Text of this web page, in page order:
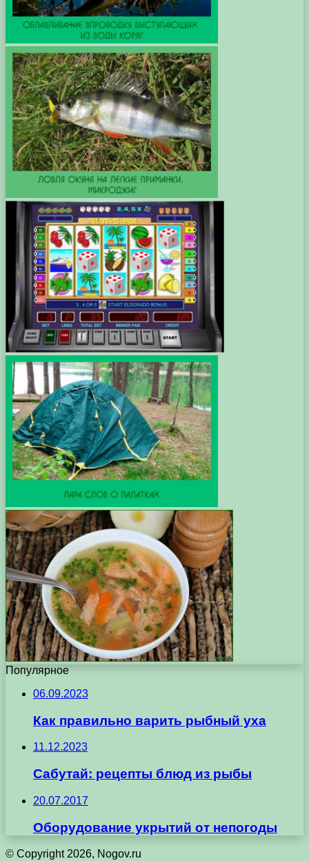
Популярное
06.09.2023
Как правильно варить рыбный уха
11.12.2023
Сабутай: рецепты блюд из рыбы
20.07.2017
Оборудование укрытий от непогоды
© Copyright 2026, Nogov.ru